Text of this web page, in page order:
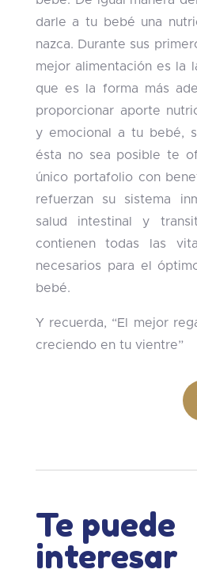
darle a tu bebé una
nazca. Durante sus
mejor alimentación es la
que es la forma más
proporcionar aporte
y emocional a tu bebé,
ésta no sea posible te
único portafolio con
refuerzan su sistema
salud intestinal y
contienen todas las
necesarios para el
bebé.
Y recuerda, “El mejor
creciendo en tu vientre”
Te puede
interesar